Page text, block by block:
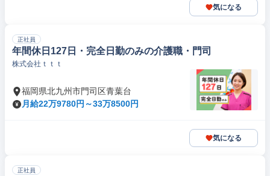
気になる
正社員
年間休日127日・完全日勤のみの介護職・門司
株式会社ｔｔｔ
福岡県北九州市門司区青葉台
月給22万9780円～33万8500円
気になる
正社員